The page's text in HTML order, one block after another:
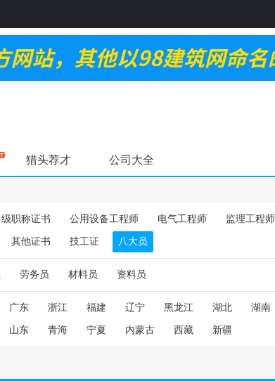
猎头荐才 公司大全
职称证书 公用设备工程师 电气工程师 监理工程师
其他证书 技工证 八大员
劳务员 材料员 资料员
广东 浙江 福建 辽宁 黑龙江 湖北 湖南
山东 青海 宁夏 内蒙古 西藏 新疆